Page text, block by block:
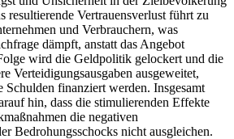
resultierende Vertrauensverlust führt zu
und Verbrauchern, was
dämpft, anstatt das Angebot
wird die Geldpolitik gelockert und die
Verteidigungsausgaben ausgeweitet,
finanziert werden. Insgesamt
hin, dass die stimulierenden Effekte
die negativen
Bedrohungsschocks nicht ausgleichen.